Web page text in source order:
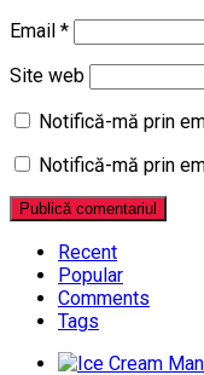
Email *
Site web
Notifică-mă prin
Notifică-mă prin
Recent
Popular
Comments
Tags